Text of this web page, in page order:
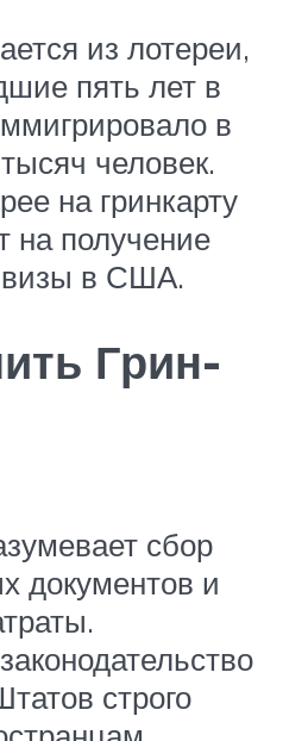
из лотереи,
пять лет в
в
человек.
на гринкарту
на получение
визы в США.
Грин-
сбор
документов и
строго